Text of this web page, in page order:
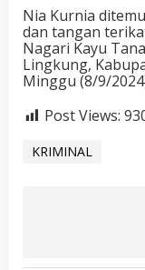
Nia Kurnia
dan tangan
Nagari Kayu
Lingkung,
Minggu (8/9/
Post Views:
KRIMINAL